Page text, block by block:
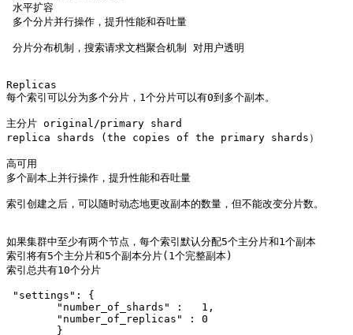
水平扩容
多个分片并行操作，提升性能和吞吐量
分片分布机制，搜索请求文档聚合机制 对用户透明
Replicas
每个索引可以分为多个分片，1个分片可以有0到多个副本。
主分片 original/primary shard
replica shards (the copies of the primary shards）
高可用
多个副本上并行操作，提升性能和吞吐量
索引创建之后，可以随时动态地更改副本的数量，但不能改变分片数。
如果集群中至少有两个节点，每个索引默认分配5个主分片和1个副本
索引将有5个主分片和5个副本分片(1个完整副本)
索引总共有10个分片
"settings": {
        "number_of_shards" :   1,
        "number_of_replicas" : 0